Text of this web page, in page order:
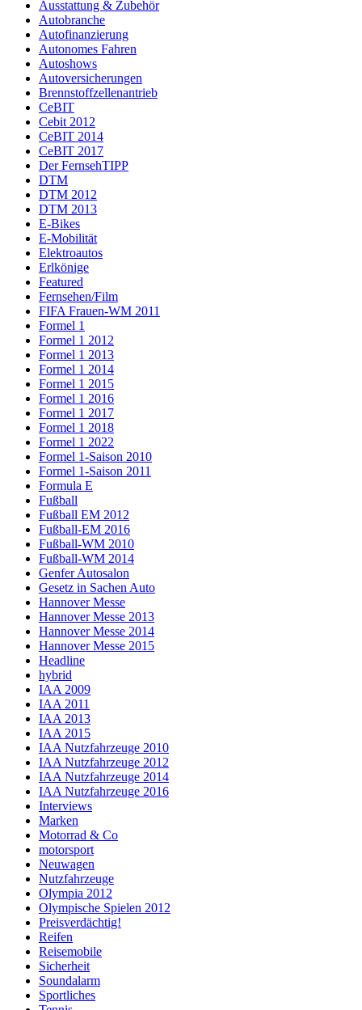
Ausstattung & Zubehör
Autobranche
Autofinanzierung
Autonomes Fahren
Autoshows
Autoversicherungen
Brennstoffzellenantrieb
CeBIT
Cebit 2012
CeBIT 2014
CeBIT 2017
Der FernsehTIPP
DTM
DTM 2012
DTM 2013
E-Bikes
E-Mobilität
Elektroautos
Erlkönige
Featured
Fernsehen/Film
FIFA Frauen-WM 2011
Formel 1
Formel 1 2012
Formel 1 2013
Formel 1 2014
Formel 1 2015
Formel 1 2016
Formel 1 2017
Formel 1 2018
Formel 1 2022
Formel 1-Saison 2010
Formel 1-Saison 2011
Formula E
Fußball
Fußball EM 2012
Fußball-EM 2016
Fußball-WM 2010
Fußball-WM 2014
Genfer Autosalon
Gesetz in Sachen Auto
Hannover Messe
Hannover Messe 2013
Hannover Messe 2014
Hannover Messe 2015
Headline
hybrid
IAA 2009
IAA 2011
IAA 2013
IAA 2015
IAA Nutzfahrzeuge 2010
IAA Nutzfahrzeuge 2012
IAA Nutzfahrzeuge 2014
IAA Nutzfahrzeuge 2016
Interviews
Marken
Motorrad & Co
motorsport
Neuwagen
Nutzfahrzeuge
Olympia 2012
Olympische Spielen 2012
Preisverdächtig!
Reifen
Reisemobile
Sicherheit
Soundalarm
Sportliches